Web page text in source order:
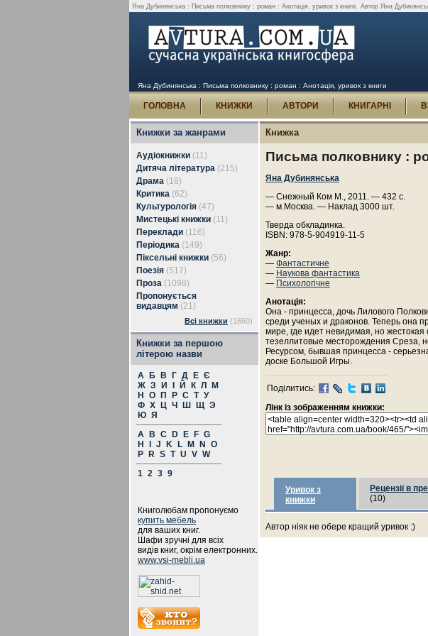
Яна Дубинянська : Письма полковнику : роман : Анотація, уривок з книги. Автор Яна
Яна Дубинянська : Письма полковнику : роман : Анотація, уривок з книги
ГОЛОВНА КНИЖКИ АВТОРИ КНИГАРНІ
Книжки за жанрами
Аудіокнижки (11)
Дитяча література (215)
Драма (18)
Критика (62)
Культурологія (47)
Мистецькі книжки (11)
Переклади (116)
Періодика (149)
Піксельні книжки (56)
Поезія (517)
Проза (1098)
Пропонується
видавцям (21)
Всі книжки (1660)
Книжки за першою
літерою назви
А Б В Г Д Е Є
Ж З И Й К Л
М
Н
О П Р С Т У
Ф Х Ц Ч Ш Щ Э
Ю Я
A
B C D E F G
H
J K L M N
O
P
R S T U V W
1 2 3 9
Книголюбам пропонуємо
купить мебель
для ваших книг.
Шафи зручні для всіх
видів книг, окрім електронних.
www.vsi-mebli.ua
Книжка
Письма полковнику :
Яна Дубинянська
— Снежный Ком М., 2011. — 432 с.
— м.Москва. — Наклад 3000 шт.
Тверда обкладинка.
ISBN: 978-5-904919-11-5
Жанр:
— Фантастичне
— Наукова фантастика
— Психологічне
Анотація:
Она - принцесса, дочь Лилового
среди ученых и драконов. Теперь она
мире, где идет невидимая, но жестокая
тезеллитовые месторождения Среза,
Ресурсом, бывшая принцесса -
доске Большой Игры.
Поділитись:
Лінк із зображенням книжки:
Уривок з
книжки
Рецензії в
(10)
Автор ніяк не обере кращий уривок :)